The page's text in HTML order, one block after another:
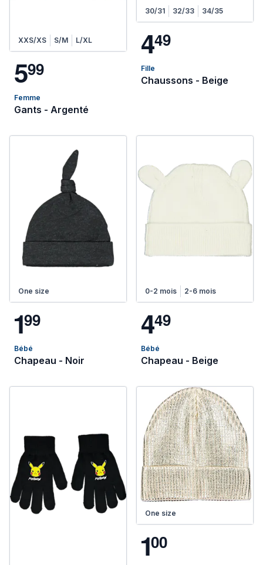
XXS/XS S/M L/XL
599
Femme
Gants - Argenté
30/31 32/33 34/35
449
Fille
Chaussons - Beige
One size
199
Bébé
Chapeau - Noir
0-2 mois 2-6 mois
449
Bébé
Chapeau - Beige
One size
100